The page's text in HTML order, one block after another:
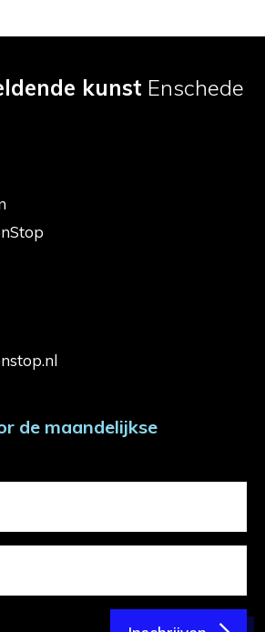
kunst Enschede
de maandelijkse